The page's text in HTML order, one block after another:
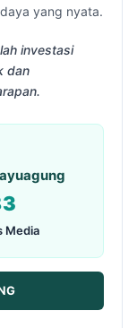
yang nyata.
investasi
dan
Media